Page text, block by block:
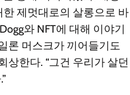
제멋대로의 살롱으로 바
와 NFT에 대해 이야기
론 머스크가 끼어들기도
상한다. “그건 우리가 살던